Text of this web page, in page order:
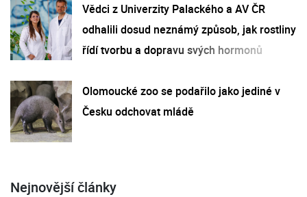
Vědci z Univerzity Palackého a AV ČR
odhalili dosud neznámý způsob, jak rostliny
řídí tvorbu a dopravu svých hormonů
Olomoucké zoo se podařilo jako jediné v
Česku odchovat mládě
Nejnovější články